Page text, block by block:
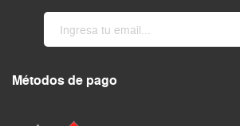
Métodos de pago